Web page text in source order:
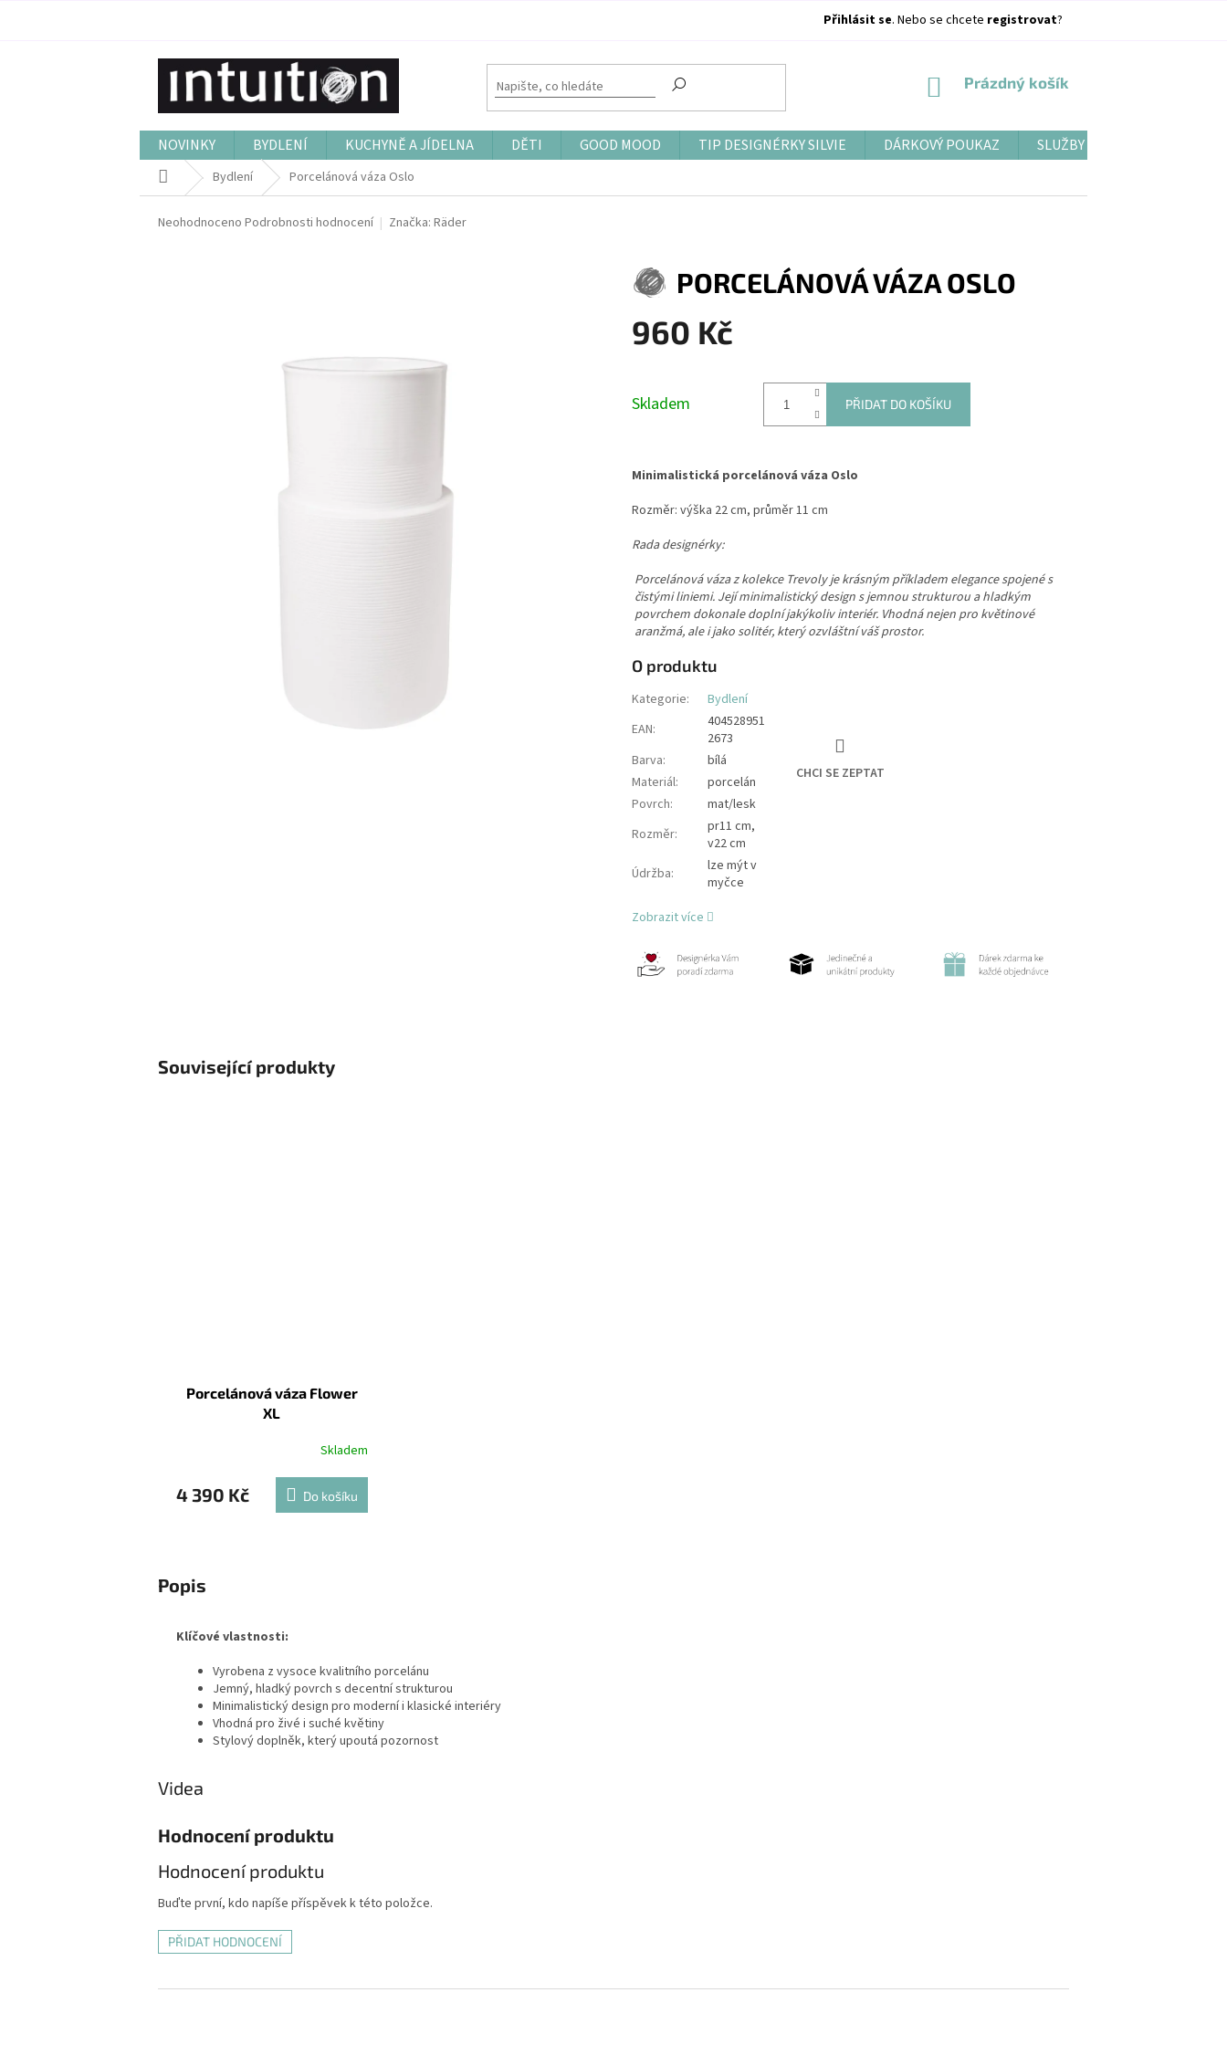
Přihlásit se. Nebo se chcete registrovat?
NÁKUPNÍ
Prázdný košík
NOVINKY BYDLENÍ KUCHYNĚ A JÍDELNA DĚTI GOOD MOOD TIP DESIGNÉRKY SILVIE DÁRKOVÝ POUKAZ SLUŽBY
Domů Bydlení Porcelánová váza Oslo
Průměrné
Neohodnoceno Podrobnosti hodnocení Značka: Räder
PORCELÁNOVÁ VÁZA OSLO
960 Kč
Skladem PŘIDAT DO KOŠÍKU
Minimalistická porcelánová váza Oslo
Rozměr: výška 22 cm, průměr 11 cm
Rada designérky:
Porcelánová váza z kolekce Trevoly je krásným příkladem elegance spojené s
čistými liniemi. Její minimalistický design s jemnou strukturou a hladkým
povrchem dokonale doplní jakýkoliv interiér. Vhodná nejen pro květinové
aranžmá, ale i jako solitér, který ozvláštní váš prostor.
O produktu
Kategorie:
Bydlení
EAN:
404528951
2673
Barva:
bílá
Materiál:
porcelán
Povrch:
mat/lesk
Rozměr:
pr11 cm,
v22 cm
Údržba:
lze mýt v
myčce
CHCI SE ZEPTAT
Zobrazit více
Související produkty
Porcelánová váza Flower
XL
Skladem
4 390 Kč Do košíku
Popis
Klíčové vlastnosti:
Vyrobena z vysoce kvalitního porcelánu
Jemný, hladký povrch s decentní strukturou
Minimalistický design pro moderní i klasické interiéry
Vhodná pro živé i suché květiny
Stylový doplněk, který upoutá pozornost
Videa
Hodnocení produktu
Hodnocení produktu
Buďte první, kdo napíše příspěvek k této položce.
PŘIDAT HODNOCENÍ